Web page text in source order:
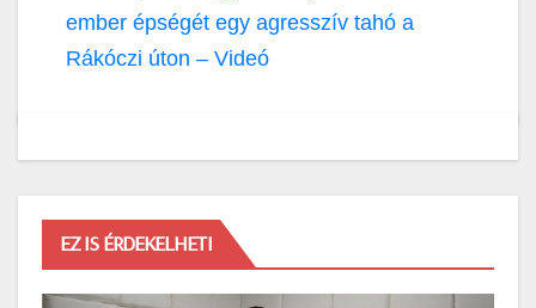
ember épségét egy agresszív tahó a
Rákóczi úton – Videó
EZ IS ÉRDEKELHETI